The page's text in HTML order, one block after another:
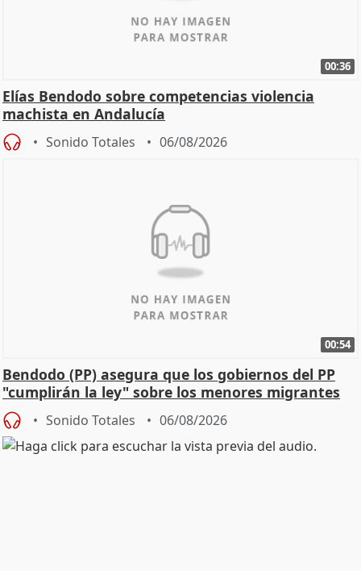
00:36
Elías Bendodo sobre competencias violencia
machista en Andalucía
Sonido Totales 06/08/2026
00:54
Bendodo (PP) asegura que los gobiernos del PP
"cumplirán la ley" sobre los menores migrantes
Sonido Totales 06/08/2026